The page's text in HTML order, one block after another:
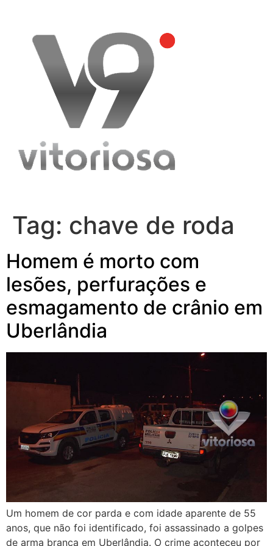
content
Tag: chave de roda
Homem é morto com
lesões, perfurações e
esmagamento de crânio em
Uberlândia
Um homem de cor parda e com idade aparente de 55
anos, que não foi identificado, foi assassinado a golpes
de arma branca em Uberlândia. O crime aconteceu por